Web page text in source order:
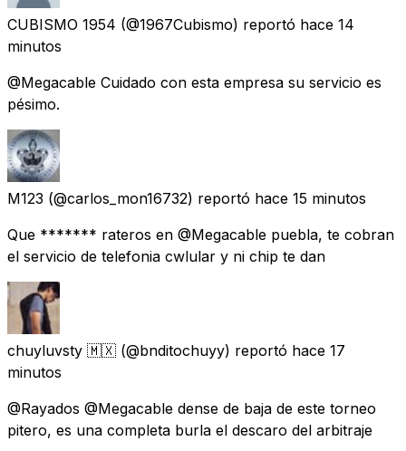
CUBISMO 1954 (@1967Cubismo) reportó hace 14
minutos
@Megacable Cuidado con esta empresa su servicio es
pésimo.
M123 (@carlos_mon16732) reportó hace 15 minutos
Que ******* rateros en @Megacable puebla, te cobran
el servicio de telefonia cwlular y ni chip te dan
chuyluvsty 🇲🇽 (@bnditochuyy) reportó hace 17
minutos
@Rayados @Megacable dense de baja de este torneo
pitero, es una completa burla el descaro del arbitraje